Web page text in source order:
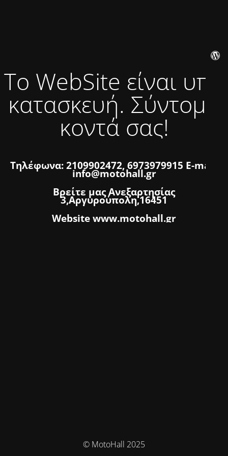
Το WebSite είναι υπό
κατασκευή. Σύντομα
κοντά σας!
Τηλέφωνα: 2109902472, 6973979915 E-mail:
info@motohall.gr
Βρείτε μας Ανεξαρτησίας
3,Αργυρούπολη,16451
Website www.motohall.gr
© MotoHall 2025